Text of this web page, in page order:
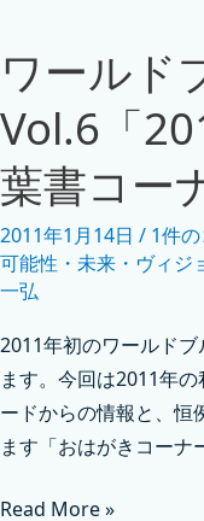
ワールド
Vol.6「
葉書コー
2011年1月14日 / 1件
可能性・未来・ヴィジ
一弘
2011年初のワールド
ます。今回は2011年
ードからの情報と、恒
ます「おはがきコーナ
Read More »